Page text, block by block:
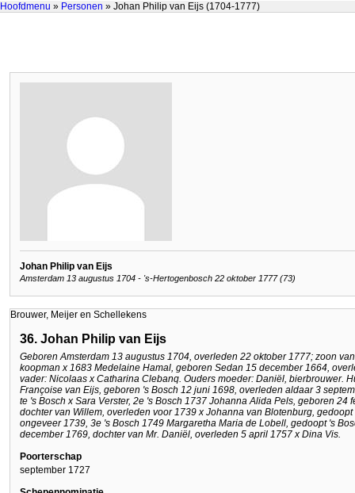
Hoofdmenu » Personen » Johan Philip van Eijs (1704-1777)
Johan Philip van Eijs
Amsterdam 13 augustus 1704 - 's-Hertogenbosch 22 oktober 1777 (73)
Brouwer, Meijer en Schellekens
36. Johan Philip van Eijs
Geboren Amsterdam 13 augustus 1704, overleden 22 oktober 1777; zoon
koopman x 1683 Medelaine Hamal, geboren Sedan 15 december 1664,
vader: Nicolaas x Catharina Clebanq. Ouders moeder: Daniël, bierbrouwer.
Françoise van Eijs, geboren 's Bosch 12 juni 1698, overleden aldaar 3
te 's Bosch x Sara Verster, 2e 's Bosch 1737 Johanna Alida Pels, geboren
dochter van Willem, overleden voor 1739 x Johanna van Blotenburg,
ongeveer 1739, 3e 's Bosch 1749 Margaretha Maria de Lobell, gedoopt 's
december 1769, dochter van Mr. Daniël, overleden 5 april 1757 x Dina Vis.
Poorterschap
september 1727